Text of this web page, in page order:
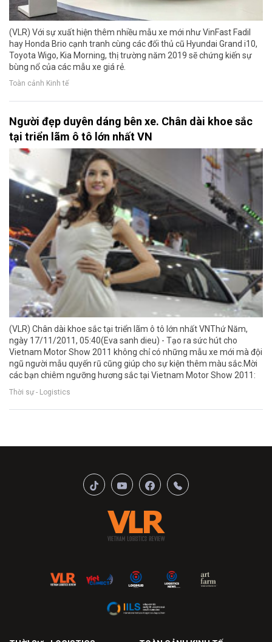
(VLR) Với sự xuất hiện thêm nhiều mẫu xe mới như VinFast Fadil
hay Honda Brio cạnh tranh cùng các đối thủ cũ Hyundai Grand i10,
Toyota Wigo, Kia Morning, thị trường năm 2019 sẽ chứng kiến sự
bùng nổ của các mẫu xe giá rẻ.
Toàn cảnh Kinh tế
Người đẹp duyên dáng bên xe. Chân dài khoe sắc
tại triển lãm ô tô lớn nhất VN
(VLR) Chân dài khoe sắc tại triển lãm ô tô lớn nhất VNThứ Năm,
ngày 17/11/2011, 05:40(Eva sanh dieu) - Tạo ra sức hút cho
Vietnam Motor Show 2011 không chỉ có những mẫu xe mới mà đội
ngũ người mẫu quyến rũ cũng giúp cho sự kiện thêm màu sắc.Mời
các bạn chiêm ngưỡng hương sắc tại Vietnam Motor Show 2011:
Thời sự - Logistics